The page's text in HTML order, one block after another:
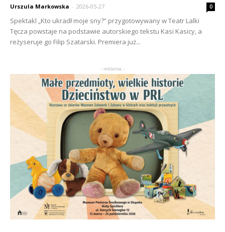
Urszula Markowska - 2026-05-27 0
Spektakl „Kto ukradł moje sny?” przygotowywany w Teatr Lalki
Tęcza powstaje na podstawie autorskiego tekstu Kasi Kasicy, a
reżyseruje go Filip Szatarski. Premiera już...
- reklama -